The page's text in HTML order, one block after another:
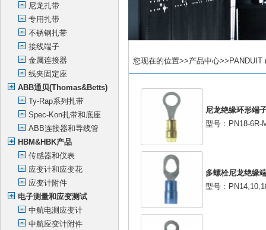
尼龙扎带
专用扎带
不锈钢扎带
接线端子
金属连接器
线夹固定座
ABB通贝(Thomas&Betts)
Ty-Rap系列扎带
Spec-Kon扎带和底座
ABB连接器和导线管
HBM&HBK产品
传感器和仪表
应变计和应变花
应变计附件
电子测量和应变测试
中航电测应变计
中航应变计附件
您现在的位置>>产品中心>>PANDUIT
尼龙绝缘环形端
型号：PN18-6R-
多螺栓尼龙绝缘
型号：